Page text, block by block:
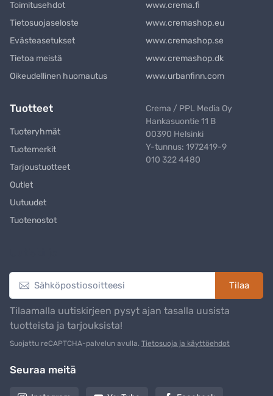
Toimitusehdot
Tietosuojaseloste
Evästeasetukset
Tietoa meistä
Oikeudellinen huomautus
www.crema.fi
www.cremashop.eu
www.cremashop.se
www.cremashop.dk
www.urbanfinn.com
Tuotteet
Tuoteryhmät
Tuotemerkit
Tarjoustuotteet
Outlet
Uutuudet
Tuotenostot
Crema / PPL Media Oy
Hankasuontie 11 B
00390 Helsinki
Y-tunnus: 1972419-9
010 322 4480
Tilaa
Tilaamalla uutiskirjeen pysyt ajan tasalla uusista
tuotteista ja tarjouksista!
Suojattu reCAPTCHA-palvelun avulla. Tietosuoja ja käyttöehdot
Seuraa meitä